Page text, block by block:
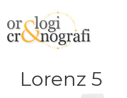
contenuto
Lorenz 5